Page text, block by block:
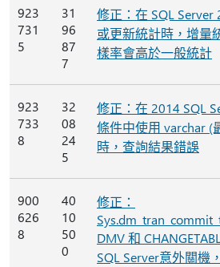
923
731
5
31
96
87
7
修正：在 SQL Server
或更新統計時，增量
樣率會高於一般統計
923
733
8
32
08
24
5
修正：在 2014 SQL
條件中使用 varchar (
時，查詢結果錯誤
900
626
8
40
10
50
0
修正：
DMV 和
SQL Server意外關機